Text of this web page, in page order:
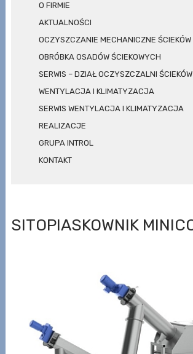
O FIRMIE
AKTUALNOŚCI
OCZYSZCZANIE MECHANICZNE ŚCIEKÓW
OBRÓBKA OSADÓW ŚCIEKOWYCH
SERWIS – DZIAŁ OCZYSZCZALNI ŚCIEKÓW
WENTYLACJA I KLIMATYZACJA
SERWIS WENTYLACJA I KLIMATYZACJA
REALIZACJE
GRUPA INTROL
KONTAKT
SITOPIASKOWNIK